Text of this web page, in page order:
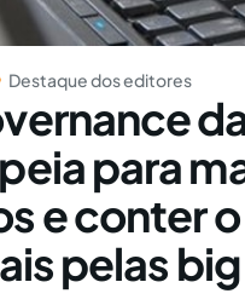
Destaque dos editores
para
e conter
pelas